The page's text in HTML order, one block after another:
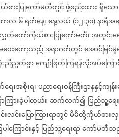
ားပြုကော်မတီတွင်ဖွဲ့စည်းထားရှိသော
ာလ ၆ရက်နေ့၊နေ့လယ် (၁၂:၃၀) နာရီအ
တ်တော်ကိုယ်စားပြုကော်မတီ၊အတွင်းရ
ဝေးတော့သည့်အနာဂတ်တွင်အောင်မြင်
ညီညွတ်စွာကျော်ဖြတ်ကြရန်လိုအပ်ကြော
းအစိုးရ၊ပညာရေးဝန်ကြီးဌာနနှင့်ကျန်း
ကြားခဲ့ပါတယ်။ဆက်လက်၍ ပြည်သူ့ရ
းလင်းပြောကြားရာတွင်မိမိတို့ကိုယ်စား
ကြောင်းနှင့်ပြည်သူ့ရေးရာကော်မတီ